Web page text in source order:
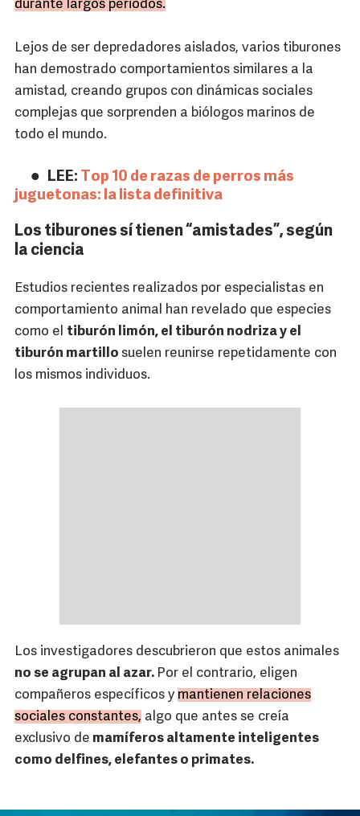
durante largos periodos.
Lejos de ser depredadores aislados, varios tiburones
han demostrado comportamientos similares a la
amistad, creando grupos con dinámicas sociales
complejas que sorprenden a biólogos marinos de
todo el mundo.
LEE: Top 10 de razas de perros más
juguetonas: la lista definitiva
Los tiburones sí tienen “amistades”, según
la ciencia
Estudios recientes realizados por especialistas en
comportamiento animal han revelado que especies
como el tiburón limón, el tiburón nodriza y el
tiburón martillo suelen reunirse repetidamente con
los mismos individuos.
Los investigadores descubrieron que estos animales
no se agrupan al azar. Por el contrario, eligen
compañeros específicos y mantienen relaciones
sociales constantes, algo que antes se creía
exclusivo de mamíferos altamente inteligentes
como delfines, elefantes o primates.